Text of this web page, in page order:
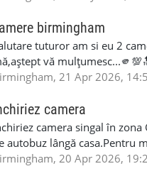
3 minute de mers
Birmingham. Pentru
la: 0742 43 66 315
birmingham
tuturor am si eu 2
vă
21 Apr 2026,
camera
camera singal în
autobuz lângă casa.Pentru
20 Apr 2026,